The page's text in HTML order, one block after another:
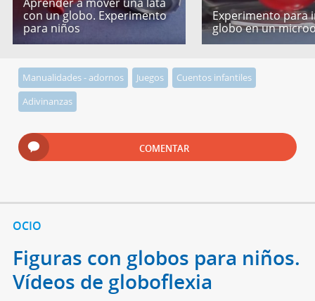
con un globo. Experimento
para niños
Experimento para
globo en un
Manualidades - adornos Juegos
Cuentos infantiles
Adivinanzas
COMENTAR
OCIO
Figuras con globos para niños.
Vídeos de globoflexia